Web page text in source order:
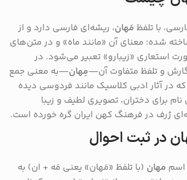
با تلفظ مَهان، ریشه‌ای فارسی دارد و از
شده؛ معنای آن «مانند ماه» و در متن‌های
استعاری «زیبارو» تعبیر می‌شود. در
و تلفظ متفاوت آن—مِهان—به معنی جمع
در آثار ادبی کلاسیک مانند فردوسی دیده
برای دختران، تصویری لطیف و زیبا
ژرف در فرهنگ کهن ایران گره خورده است.
در ثبت احوال
اسم مهان (با تلفظ «مَهان» یعنی مَه + ان) به